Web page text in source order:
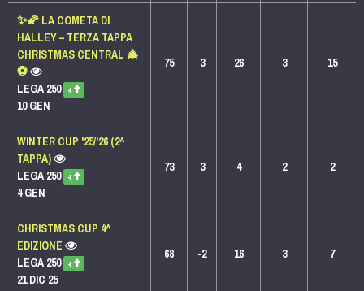
✨🌠 LA COMETA DI
HALLEY – TERZA TAPPA
CHRISTMAS CENTRAL 🎄
⚽
LEGA 250 +
10 GEN
75 3 26 3 15
WINTER CUP '25/'26 (2^
TAPPA)
LEGA 250 +
4 GEN
73 3 4 2 2
CHRISTMAS CUP 4^
EDIZIONE
LEGA 250 +
21 DIC 25
68 -2 16 3 7